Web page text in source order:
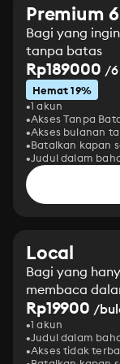
Premium
Bagi yang
tanpa batas
Rp189000 /6
Hemat 19%
1 akun
Akses Tanpa
Akses bulanan
Batalkan kapan
Judul dalam
Local
Bagi yang
membaca
Rp19900 /
1 akun
Judul dalam
Akses tidak